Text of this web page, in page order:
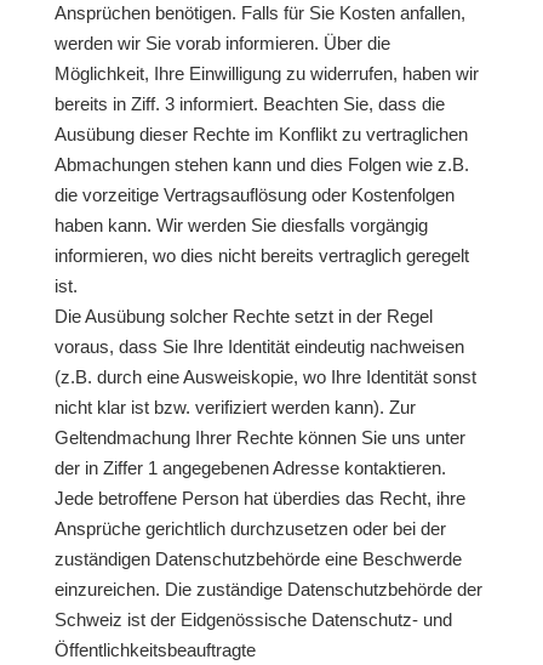
Ansprüchen benötigen. Falls für Sie Kosten anfallen,
werden wir Sie vorab informieren. Über die
Möglichkeit, Ihre Einwilligung zu widerrufen, haben wir
bereits in Ziff. 3 informiert. Beachten Sie, dass die
Ausübung dieser Rechte im Konflikt zu vertraglichen
Abmachungen stehen kann und dies Folgen wie z.B.
die vorzeitige Vertragsauflösung oder Kostenfolgen
haben kann. Wir werden Sie diesfalls vorgängig
informieren, wo dies nicht bereits vertraglich geregelt
ist.
Die Ausübung solcher Rechte setzt in der Regel
voraus, dass Sie Ihre Identität eindeutig nachweisen
(z.B. durch eine Ausweiskopie, wo Ihre Identität sonst
nicht klar ist bzw. verifiziert werden kann). Zur
Geltendmachung Ihrer Rechte können Sie uns unter
der in Ziffer 1 angegebenen Adresse kontaktieren.
Jede betroffene Person hat überdies das Recht, ihre
Ansprüche gerichtlich durchzusetzen oder bei der
zuständigen Datenschutzbehörde eine Beschwerde
einzureichen. Die zuständige Datenschutzbehörde der
Schweiz ist der Eidgenössische Datenschutz- und
Öffentlichkeitsbeauftragte